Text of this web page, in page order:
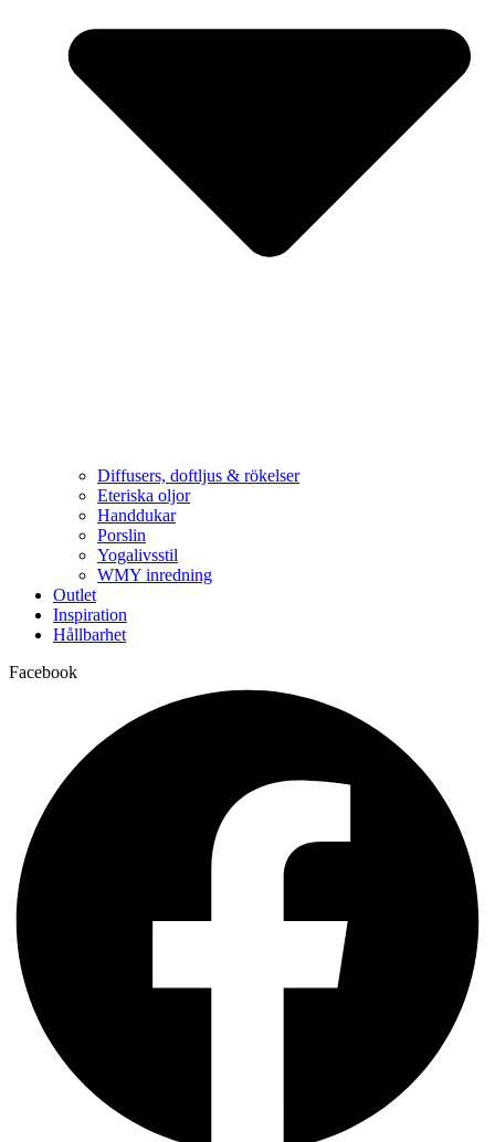
Diffusers, doftljus & rökelser
Eteriska oljor
Handdukar
Porslin
Yogalivsstil
WMY inredning
Outlet
Inspiration
Hållbarhet
Facebook